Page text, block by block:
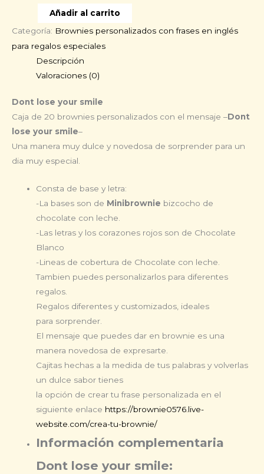
cantidad
Añadir al carrito
Categoría: Brownies personalizados con frases en inglés
para regalos especiales
Descripción
Valoraciones (0)
Dont lose your smile
Caja de 20 brownies personalizados con el mensaje –Dont
lose your smile–
Una manera muy dulce y novedosa de sorprender para un
dia muy especial.
Consta de base y letra:
-La bases son de Minibrownie bizcocho de
chocolate con leche.
-Las letras y los corazones rojos son de Chocolate
Blanco
-Lineas de cobertura de Chocolate con leche.
Tambien puedes personalizarlos para diferentes
regalos.
Regalos diferentes y customizados, ideales
para sorprender.
El mensaje que puedes dar en brownie es una
manera novedosa de expresarte.
Cajitas hechas a la medida de tus palabras y volverlas
un dulce sabor tienes
la opción de crear tu frase personalizada en el
siguiente enlace https://brownie0576.live-
website.com/crea-tu-brownie/
Información complementaria
Dont lose your smile: